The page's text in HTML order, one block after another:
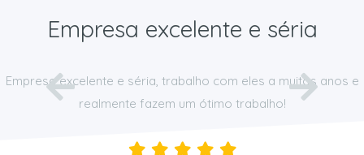
Empresa excelente e séria
Empresa excelente e séria, trabalho com eles a muitos anos e
realmente fazem um ótimo trabalho!